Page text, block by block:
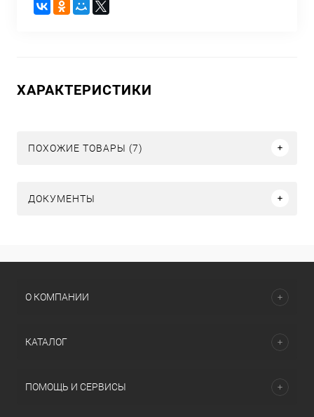
ХАРАКТЕРИСТИКИ
ПОХОЖИЕ ТОВАРЫ (7)
ДОКУМЕНТЫ
О КОМПАНИИ
КАТАЛОГ
ПОМОЩЬ И СЕРВИСЫ